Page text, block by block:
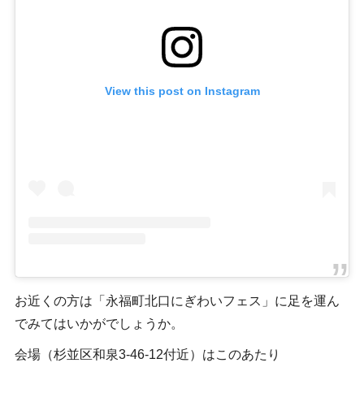
View this post on Instagram
お近くの方は「永福町北口にぎわいフェス」に足を運ん
でみてはいかがでしょうか。
会場（杉並区和泉3-46-12付近）はこのあたり